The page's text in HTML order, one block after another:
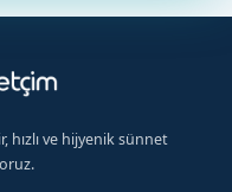
hızlı ve hijyenik sünnet